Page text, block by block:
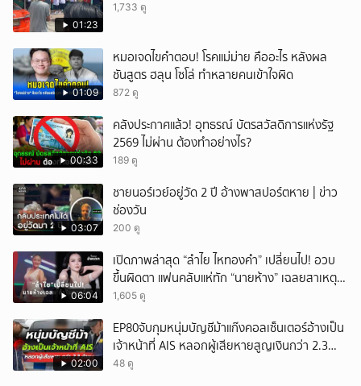
01:23
1,733 ดู
01:09
หมอเจดไขคำตอบ! โรคแม่ม่าย คืออะไร หลังผล
ชันสูตร ฮลุน โซโล่ ทำหลายคนเข้าใจผิด
872 ดู
00:33
คลังประกาศแล้ว! อุทธรณ์ บัตรสวัสดิการแห่งรัฐ
2569 ไม่ผ่าน ต้องทำอย่างไร?
189 ดู
03:07
ชายนอร์เวย์อยู่วัด 2 ปี อ้างพาสปอร์ตหาย | ข่าว
ช่องวัน
200 ดู
06:04
เปิดภาพล่าสุด “ลำไย ไหทองคำ” เปลี่ยนไป! อวบ
ขึ้นผิดตา แฟนคลับแห่ทัก “นายห้าง” เฉลยสาเหตุ
ชัด!
1,605 ดู
02:00
EP80จับกุมหนุ่มบัญชีม้าแก๊งคอลเซ็นเตอร์อ้างเป็น
เจ้าหน้าที่ AIS หลอกผู้เสียหายสูญเงินกว่า 2.3
ล้านบาท
48 ดู